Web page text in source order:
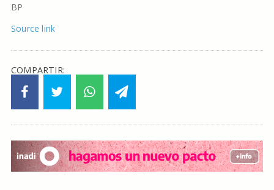
BP
Source link
COMPARTIR: